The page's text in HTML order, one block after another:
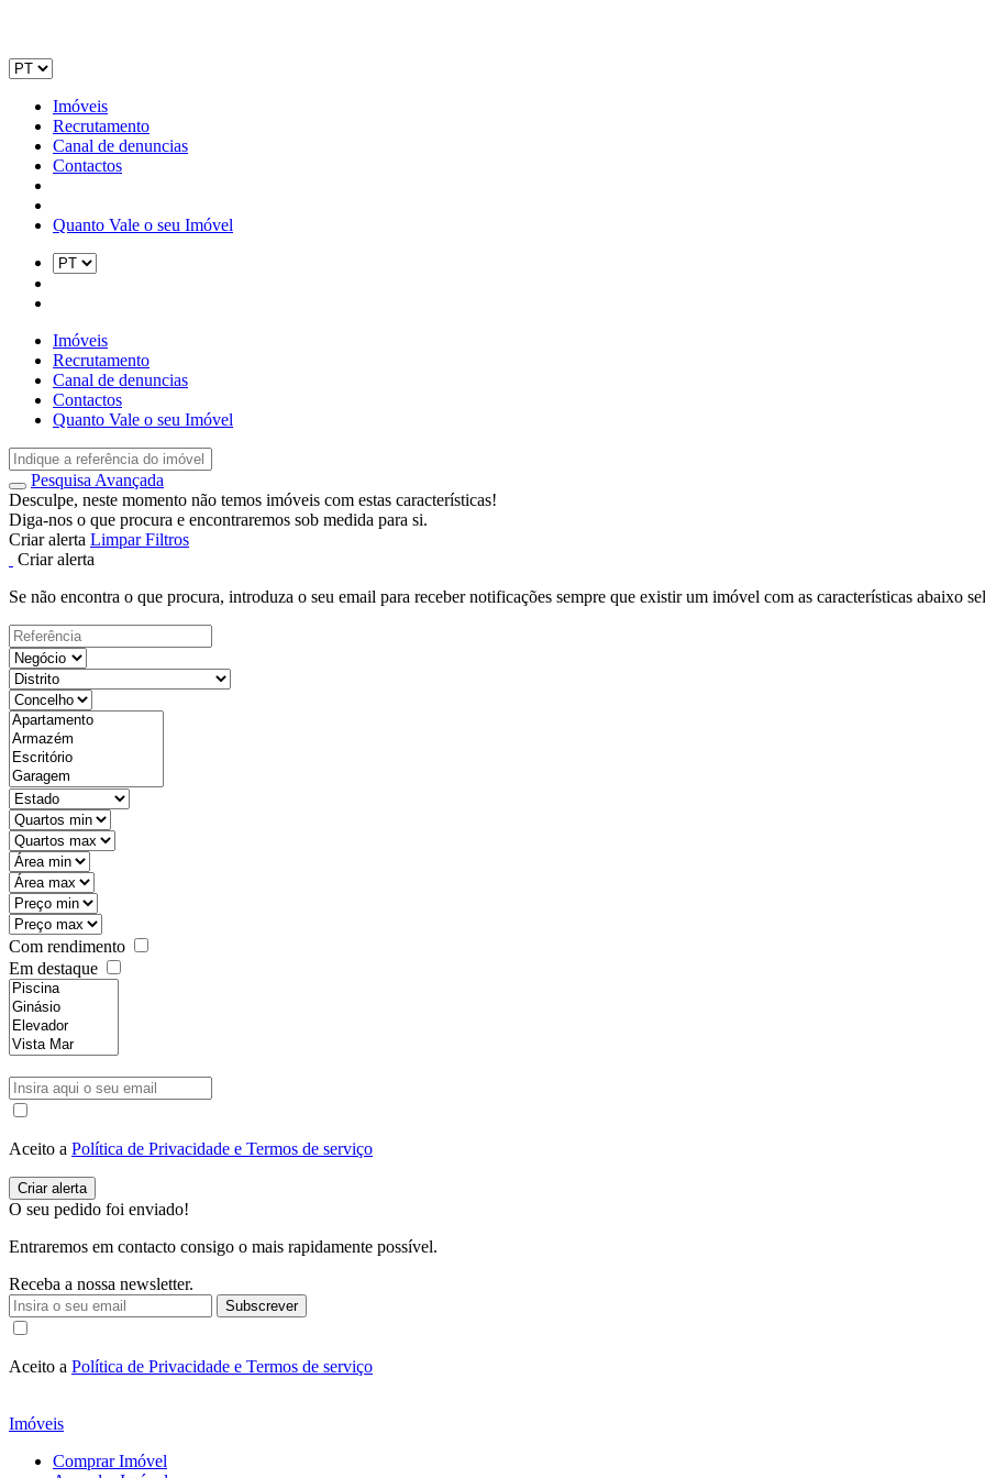
Imóveis
Recrutamento
Canal de denuncias
Contactos
Quanto Vale o seu Imóvel
Imóveis
Recrutamento
Canal de denuncias
Contactos
Quanto Vale o seu Imóvel
Pesquisa Avançada
Desculpe, neste momento não temos imóveis com estas características!
Diga-nos o que procura e encontraremos sob medida para si.
Criar alerta Limpar Filtros
Criar alerta
Se não encontra o que procura, introduza o seu email para receber notificações sempre que existir um imóvel com as características abaixo
Com rendimento
Em destaque
Aceito a Política de Privacidade e Termos de serviço
O seu pedido foi enviado!
Entraremos em contacto consigo o mais rapidamente possível.
Receba a nossa newsletter.
Subscrever
Aceito a Política de Privacidade e Termos de serviço
Imóveis
Comprar Imóvel